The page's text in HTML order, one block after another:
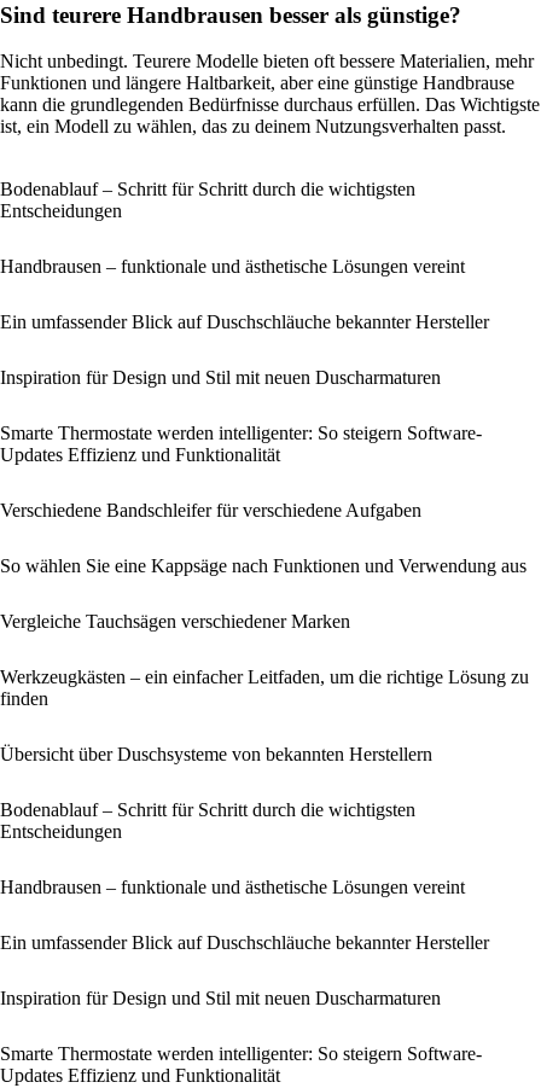
Sind teurere Handbrausen besser als günstige?
Nicht unbedingt. Teurere Modelle bieten oft bessere Materialien, mehr
Funktionen und längere Haltbarkeit, aber eine günstige Handbrause
kann die grundlegenden Bedürfnisse durchaus erfüllen. Das Wichtigste
ist, ein Modell zu wählen, das zu deinem Nutzungsverhalten passt.
Bodenablauf – Schritt für Schritt durch die wichtigsten
Entscheidungen
Handbrausen – funktionale und ästhetische Lösungen vereint
Ein umfassender Blick auf Duschschläuche bekannter Hersteller
Inspiration für Design und Stil mit neuen Duscharmaturen
Smarte Thermostate werden intelligenter: So steigern Software-
Updates Effizienz und Funktionalität
Verschiedene Bandschleifer für verschiedene Aufgaben
So wählen Sie eine Kappsäge nach Funktionen und Verwendung aus
Vergleiche Tauchsägen verschiedener Marken
Werkzeugkästen – ein einfacher Leitfaden, um die richtige Lösung zu
finden
Übersicht über Duschsysteme von bekannten Herstellern
Bodenablauf – Schritt für Schritt durch die wichtigsten
Entscheidungen
Handbrausen – funktionale und ästhetische Lösungen vereint
Ein umfassender Blick auf Duschschläuche bekannter Hersteller
Inspiration für Design und Stil mit neuen Duscharmaturen
Smarte Thermostate werden intelligenter: So steigern Software-
Updates Effizienz und Funktionalität